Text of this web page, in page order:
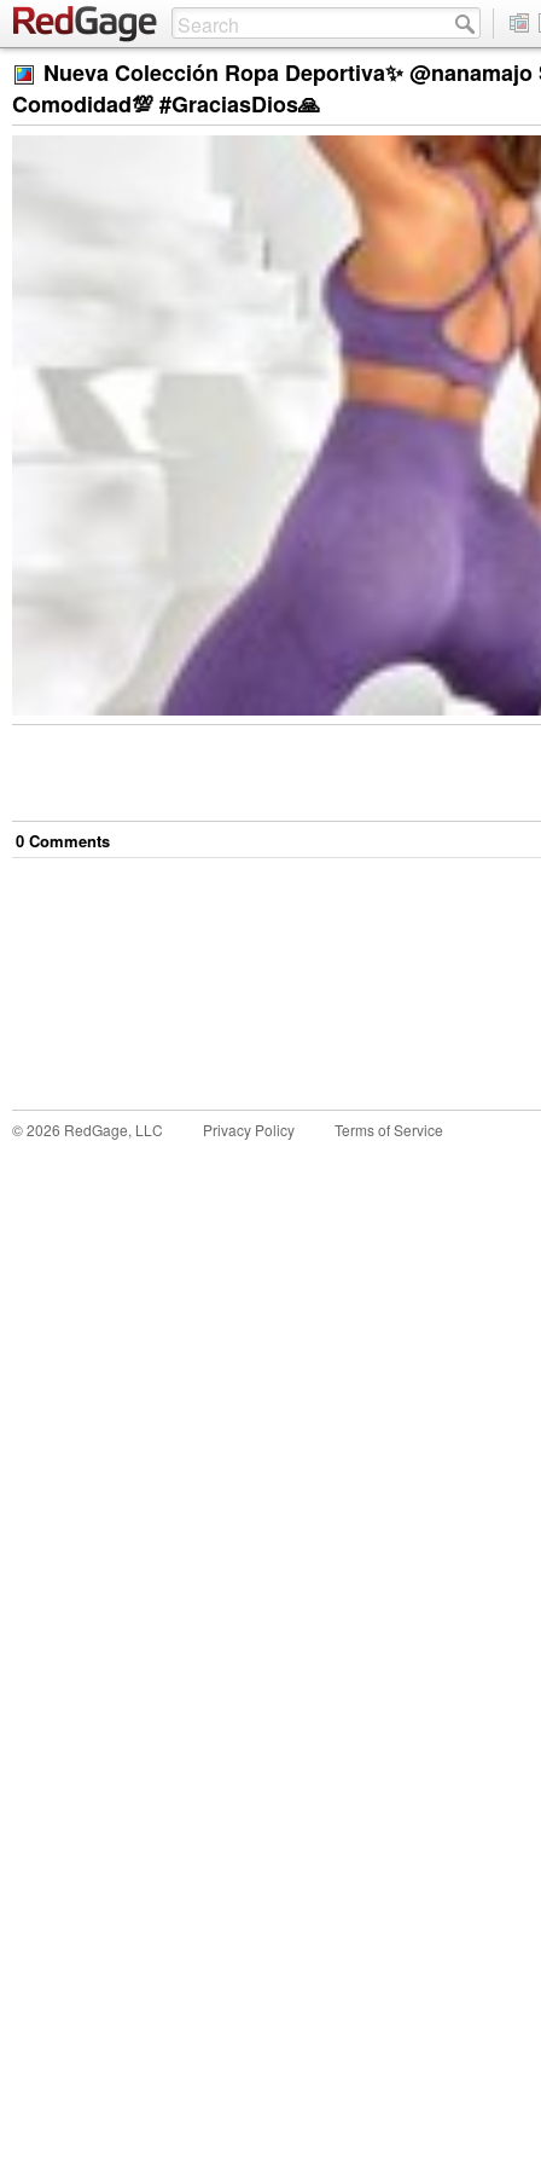
Nueva Colección Ropa Deportiva✨ @nanamajo
Comodidad💯 #GraciasDios🙏
0 Comments
©2026 RedGage, LLC Privacy Policy Terms of Service